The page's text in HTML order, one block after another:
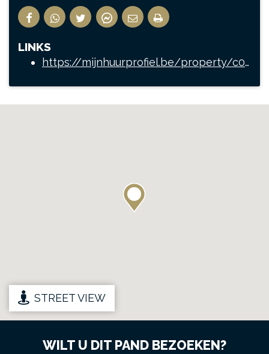
LINKS
https://mijnhuurprofiel.be/property/c02991f3-8c33-4b7a-b1fc-3063b9938d53
STREET VIEW
WILT U DIT PAND BEZOEKEN?